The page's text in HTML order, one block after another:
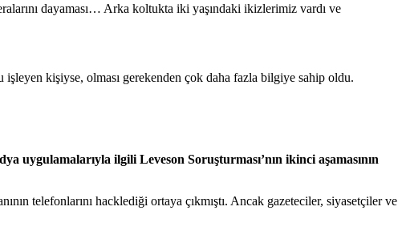
dayaması… Arka koltukta iki yaşındaki ikizlerimiz vardı ve
işleyen kişiyse, olması gerekenden çok daha fazla bilgiye sahip oldu.
uygulamalarıyla ilgili Leveson Soruşturması’nın ikinci aşamasının
telefonlarını hacklediği ortaya çıkmıştı. Ancak gazeteciler, siyasetçiler ve